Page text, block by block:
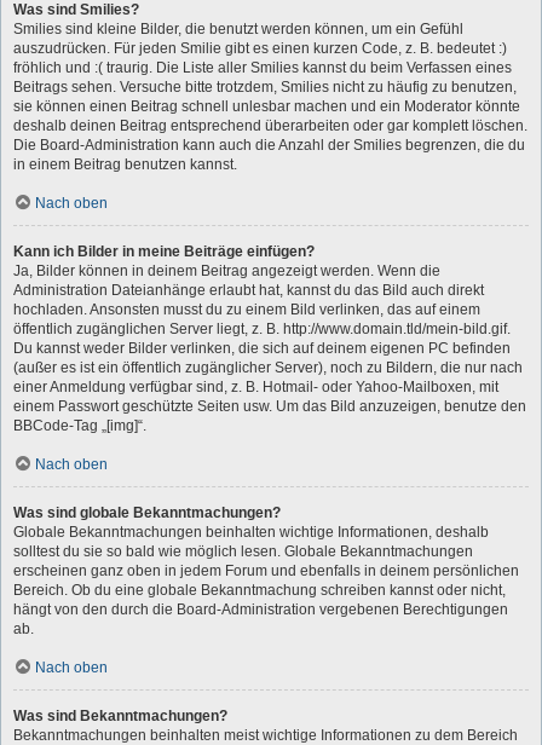
Was sind Smilies?
Smilies sind kleine Bilder, die benutzt werden können, um ein Gefühl
auszudrücken. Für jeden Smilie gibt es einen kurzen Code, z. B. bedeutet :)
fröhlich und :( traurig. Die Liste aller Smilies kannst du beim Verfassen eines
Beitrags sehen. Versuche bitte trotzdem, Smilies nicht zu häufig zu benutzen,
sie können einen Beitrag schnell unlesbar machen und ein Moderator könnte
deshalb deinen Beitrag entsprechend überarbeiten oder gar komplett löschen.
Die Board-Administration kann auch die Anzahl der Smilies begrenzen, die du
in einem Beitrag benutzen kannst.
Nach oben
Kann ich Bilder in meine Beiträge einfügen?
Ja, Bilder können in deinem Beitrag angezeigt werden. Wenn die
Administration Dateianhänge erlaubt hat, kannst du das Bild auch direkt
hochladen. Ansonsten musst du zu einem Bild verlinken, das auf einem
öffentlich zugänglichen Server liegt, z. B. http://www.domain.tld/mein-bild.gif.
Du kannst weder Bilder verlinken, die sich auf deinem eigenen PC befinden
(außer es ist ein öffentlich zugänglicher Server), noch zu Bildern, die nur nach
einer Anmeldung verfügbar sind, z. B. Hotmail- oder Yahoo-Mailboxen, mit
einem Passwort geschützte Seiten usw. Um das Bild anzuzeigen, benutze den
BBCode-Tag „[img]“.
Nach oben
Was sind globale Bekanntmachungen?
Globale Bekanntmachungen beinhalten wichtige Informationen, deshalb
solltest du sie so bald wie möglich lesen. Globale Bekanntmachungen
erscheinen ganz oben in jedem Forum und ebenfalls in deinem persönlichen
Bereich. Ob du eine globale Bekanntmachung schreiben kannst oder nicht,
hängt von den durch die Board-Administration vergebenen Berechtigungen
ab.
Nach oben
Was sind Bekanntmachungen?
Bekanntmachungen beinhalten meist wichtige Informationen zu dem Bereich